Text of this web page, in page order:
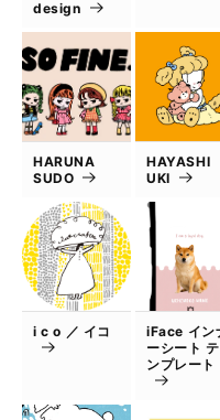
design
HARUNA
SUDO
HAYASHI
UKI
i c o ／ イコ
iFace イン
ーシート テ
ンプレート